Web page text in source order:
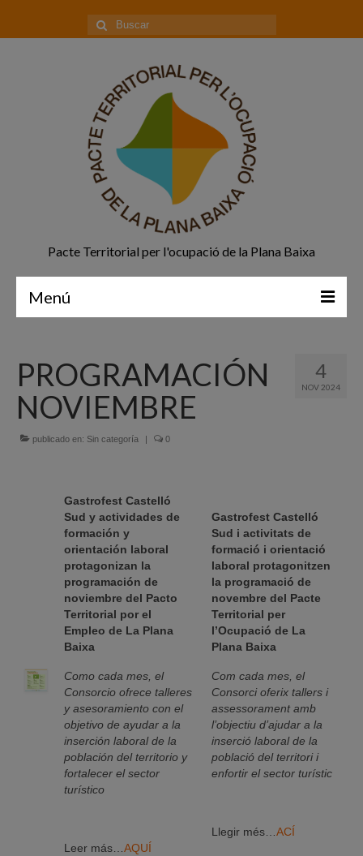
Buscar
por:
Pacte Territorial per l'ocupació de la Plana Baixa
Menú
Quiénes Somos
Programación
Proyectos finalizados
Sede Electrónica
Portal de empleo
Empleo Público
Buzón denuncias
Gastrofest
Información empresas incendio
4
NOV 2024
PROGRAMACIÓN
NOVIEMBRE
publicado en: Sin categoría | 0
Gastrofest Castelló
Sud y actividades de
formación y
orientación laboral
protagonizan la
programación de
noviembre del Pacto
Territorial por el
Empleo de La Plana
Baixa
Como cada mes, el
Consorcio ofrece talleres
y asesoramiento con el
objetivo de ayudar a la
inserción laboral de la
población del territorio y
fortalecer el sector
turístico
Leer más… AQUÍ
Gastrofest Castelló
Sud i activitats de
formació i orientació
laboral protagonitzen
la programació de
novembre del Pacte
Territorial per
l’Ocupació de La
Plana Baixa
Com cada mes, el
Consorci oferix tallers i
assessorament amb
l’objectiu d’ajudar a la
inserció laboral de la
població del territori i
enfortir el sector turístic
Llegir més… ACÍ